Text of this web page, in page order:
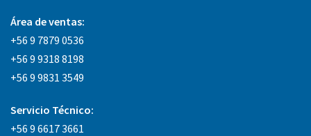
Área de ventas:
+56 9 7879 0536
+56 9 9318 8198
+56 9 9831 3549
Servicio Técnico:
+56 9 6617 3661